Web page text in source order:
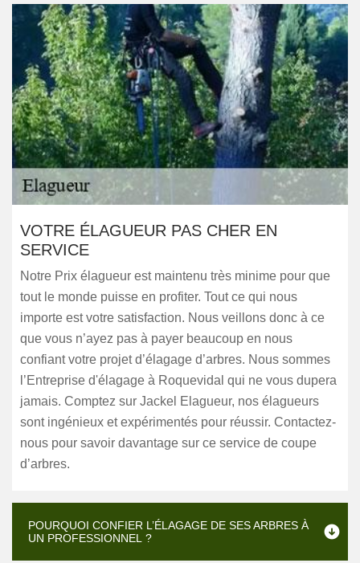
VOTRE ÉLAGUEUR PAS CHER EN
SERVICE
Notre Prix élagueur est maintenu très minime pour que
tout le monde puisse en profiter. Tout ce qui nous
importe est votre satisfaction. Nous veillons donc à ce
que vous n’ayez pas à payer beaucoup en nous
confiant votre projet d’élagage d’arbres. Nous sommes
l’Entreprise d'élagage à Roquevidal qui ne vous dupera
jamais. Comptez sur Jackel Elagueur, nos élagueurs
sont ingénieux et expérimentés pour réussir. Contactez-
nous pour savoir davantage sur ce service de coupe
d’arbres.
POURQUOI CONFIER L’ÉLAGAGE DE SES ARBRES À
UN PROFESSIONNEL ?